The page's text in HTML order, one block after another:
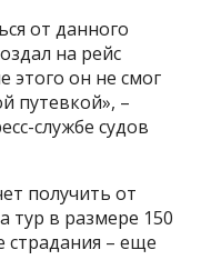
от данного
на рейс
этого он не смог
путевкой», –
службе судов
получить от
тур в размере 150
страдания – еще